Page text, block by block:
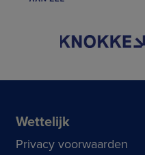
Wettelijk
Privacy voorwaarden